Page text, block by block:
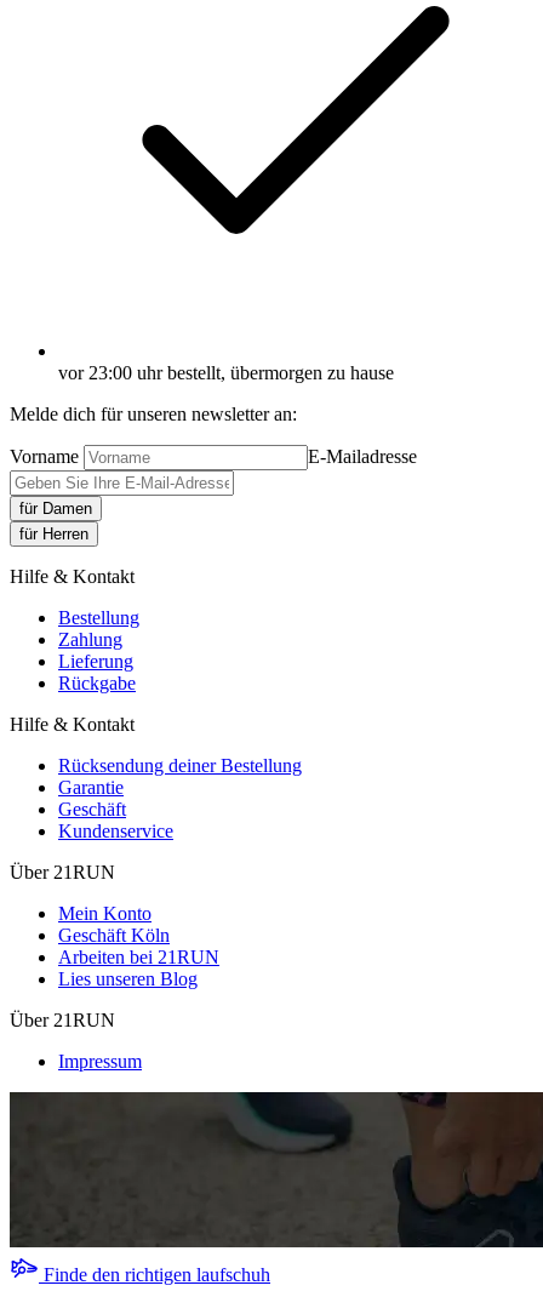
vor 23:00 uhr bestellt, übermorgen zu hause
Melde dich für unseren newsletter an:
Vorname E-Mailadresse
für Damen
für Herren
Hilfe & Kontakt
Bestellung
Zahlung
Lieferung
Rückgabe
Hilfe & Kontakt
Rücksendung deiner Bestellung
Garantie
Geschäft
Kundenservice
Über 21RUN
Mein Konto
Geschäft Köln
Arbeiten bei 21RUN
Lies unseren Blog
Über 21RUN
Impressum
Finde den richtigen laufschuh